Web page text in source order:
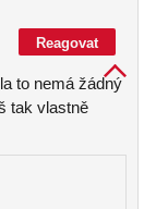
Reagovat
to nemá žádný
tak vlastně